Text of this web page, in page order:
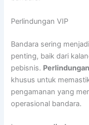
Perlindungan VIP
Bandara sering
penting, baik dari
pebisnis.
khusus untuk
pengamanan yang
operasional bandara.